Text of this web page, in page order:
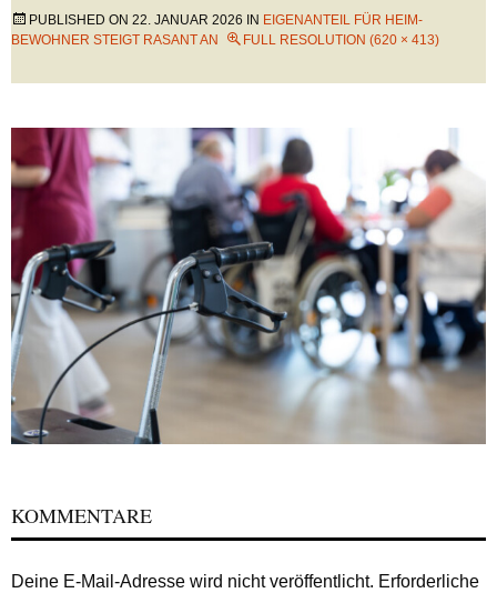
PUBLISHED ON 22. JANUAR 2026 IN EIGENANTEIL FÜR HEIM-
BEWOHNER STEIGT RASANT AN
FULL RESOLUTION (620 × 413)
KOMMENTARE
Deine E-Mail-Adresse wird nicht veröffentlicht. Erforderliche